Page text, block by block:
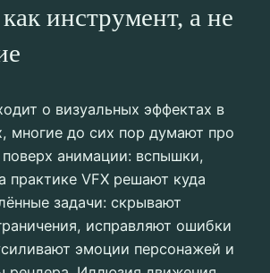
инструмент, а не
о визуальных эффектах в
многие до сих пор думают про
поверх анимации: вспышки,
практике VFX решают куда
задачи: скрывают
исправляют ошибки
эмоции персонажей и